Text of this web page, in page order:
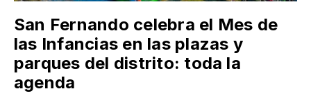
San Fernando celebra el Mes de
las Infancias en las plazas y
parques del distrito: toda la
agenda